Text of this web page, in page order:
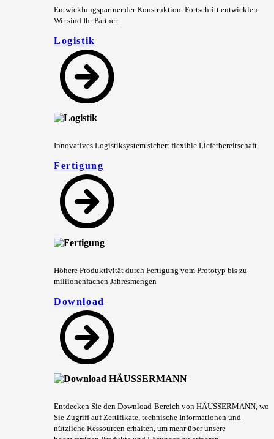
Entwicklungspartner der Konstruktion. Fortschritt entwicklen.
Wir sind Ihr Partner.
Logistik
Innovatives Logistiksystem sichert flexible Lieferbereitschaft
Fertigung
Höhere Produktivität durch Fertigung vom Prototyp bis zu
millionenfachen Jahresmengen
Download
Entdecken Sie den Download-Bereich von HÄUSSERMANN, wo
Sie Zugriff auf Zertifikate, technische Informationen und
nützliche Ressourcen erhalten, um mehr über unsere